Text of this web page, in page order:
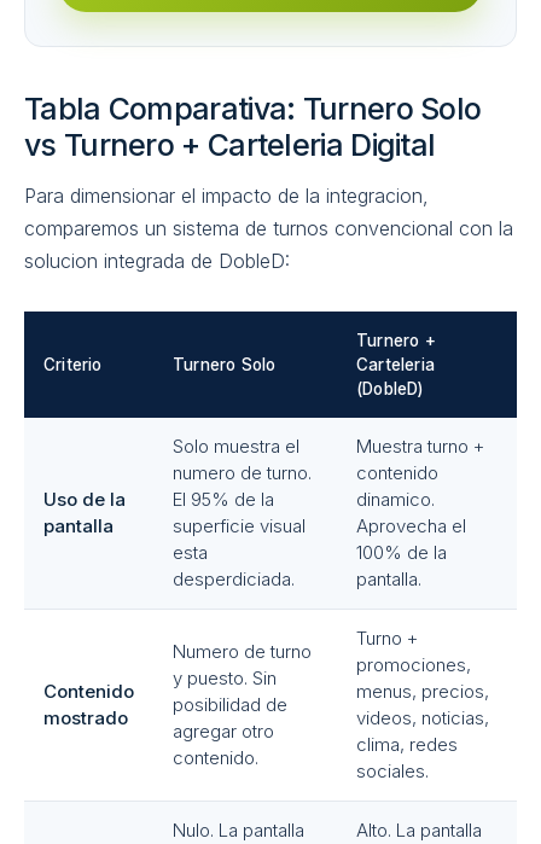
Tabla Comparativa: Turnero Solo
vs Turnero + Carteleria Digital
Para dimensionar el impacto de la integracion,
comparemos un sistema de turnos convencional con la
solucion integrada de DobleD:
Criterio Turnero Solo
Turnero +
Carteleria
(DobleD)
Uso de la
pantalla
Solo muestra el
numero de turno.
El 95% de la
superficie visual
esta
desperdiciada.
Muestra turno +
contenido
dinamico.
Aprovecha el
100% de la
pantalla.
Contenido
mostrado
Numero de turno
y puesto. Sin
posibilidad de
agregar otro
contenido.
Turno +
promociones,
menus, precios,
videos, noticias,
clima, redes
sociales.
Nulo. La pantalla
Alto. La pantalla